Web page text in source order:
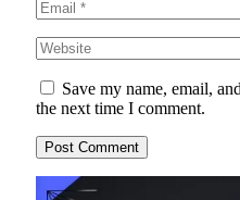
Save my name, email,
the next time I comment.